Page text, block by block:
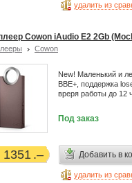
удалить из
Cowon iAudio E2 2Gb
Cowon
New! Маленький и
BBE+, поддержка
вреря работы до 12
Под заказ
1351 Добавить в
удалить из